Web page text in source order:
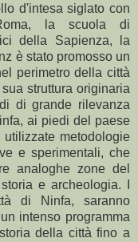
d'intesa siglato con
la scuola di
della Sapienza, la
è stato promosso un
perimetro della città
struttura originaria
di grande rilevanza
ai piedi del paese
metodologie
e sperimentali, che
analoghe zone del
e archeologia. I
di Ninfa, saranno
intenso programma
della città fino a